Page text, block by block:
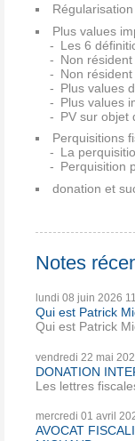
Plus values
Les 6
Non
Non
Plus values
Plus values
PV sur objet
Perquisitions
La
Perquisition
donation et
Notes
lundi 08 juin 2026
Qui est Patrick
Qui est Patrick
vendredi 22 mai
DONATION
Les lettres
mercredi 01 avril
AVOCAT